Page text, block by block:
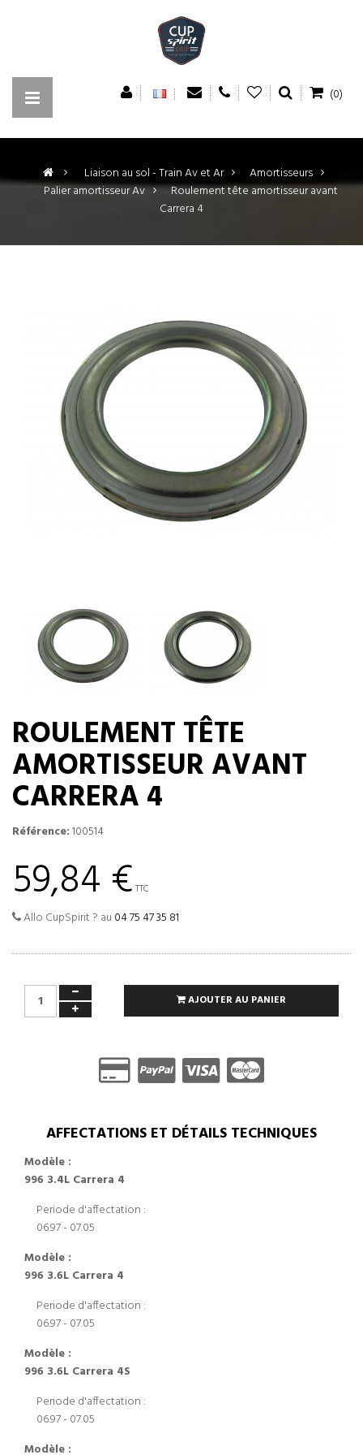
(0)
> Liaison au sol - Train Av et Ar >
Amortisseurs
Palier amortisseur Av >
Roulement tête amortisseur avant
Carrera 4
ROULEMENT TÊTE
AMORTISSEUR AVANT
CARRERA 4
Référence:100514
59,84 € TTC
Allo CupSpirit ? au 04 75 47 35 81
AJOUTER AU PANIER
AFFECTATIONS ET DÉTAILS TECHNIQUES
Modèle :
996 3.4L Carrera 4
Periode d'affectation :
06.97 - 07.05
Modèle :
996 3.6L Carrera 4
Periode d'affectation :
06.97 - 07.05
Modèle :
996 3.6L Carrera 4S
Periode d'affectation :
06.97 - 07.05
Modèle :